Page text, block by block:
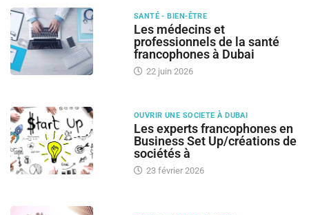
SANTÉ - BIEN-ÊTRE
Les médecins et
professionnels de la santé
francophones à Dubai
22 juin 2026
OUVRIR UNE SOCIETE À DUBAI
Les experts francophones en
Business Set Up/créations de
sociétés à
23 février 2026